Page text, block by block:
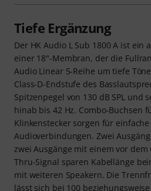
Tiefe Ergänzung
Der HK Audio L Sub 1800 A ist ein
einer 18"-Membran, der die
Audio Linear 5-Reihe um tiefe
Class-D-Endstufe des
Spitzenpegel von 130 dB SPL und
hinab bis 42 Hz. Combo-Buchsen
Klinkenstecker sorgen für
Audioverbindungen. Zwei
zwei Ausgänge mit einem vor
Thru-Signal sparen Kabellänge
mit weiteren Speakern. Die
lässt sich bei 100